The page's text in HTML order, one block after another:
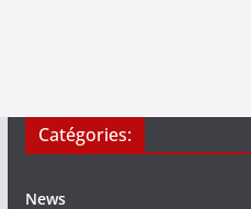
Catégories:
News